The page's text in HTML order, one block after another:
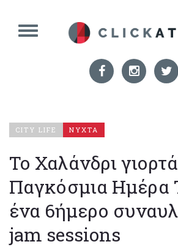
CITY LIFE ΝΥΧΤΑ
Το Χαλάνδρι
Παγκόσμια Ημέρα
ένα 6ήμερο
jam sessions